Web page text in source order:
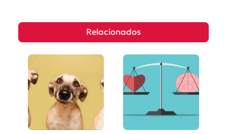
Relacionados